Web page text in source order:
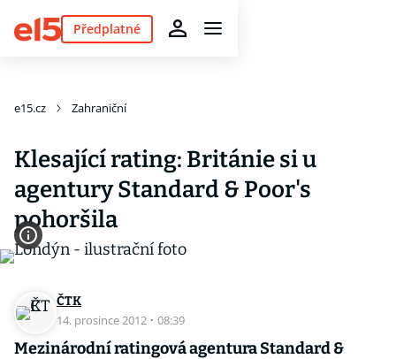
Předplatné
e15.cz Zahraniční
Klesající rating: Británie si u
agentury Standard & Poor's
pohoršila
ČTK
14. prosince 2012 · 08:39
Mezinárodní ratingová agentura Standard &